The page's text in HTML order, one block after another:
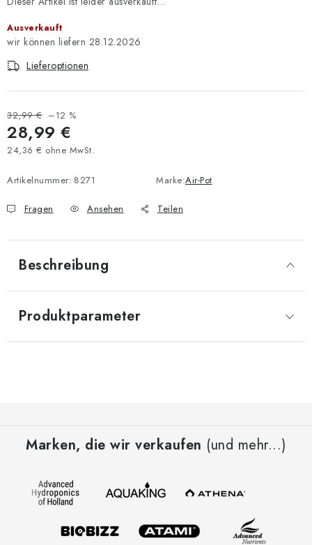
Ausverkauft
28.12.2026
Lieferoptionen
32,99 € –12 %
28,99 €
24,36 € ohne MwSt.
Artikelnummer: 8271 Marke:Air-Pot
Fragen Ansehen Teilen
Beschreibung
Produktparameter
Marken, die wir verkaufen (und mehr...)